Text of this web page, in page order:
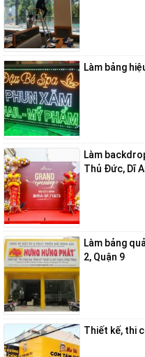
Làm bảng
Làm
Thủ Đức, Dĩ
Làm bảng
2, Quận 9
Thiết kế, thi